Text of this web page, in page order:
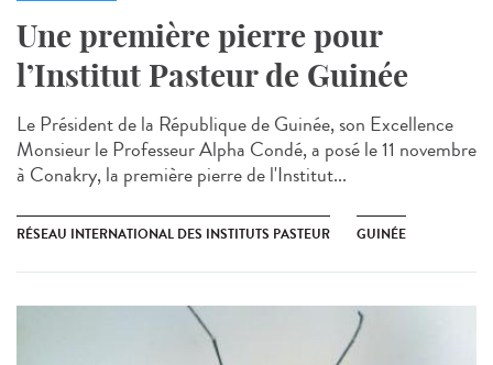
Une première pierre pour
l’Institut Pasteur de Guinée
Le Président de la République de Guinée, son Excellence
Monsieur le Professeur Alpha Condé, a posé le 11 novembre
à Conakry, la première pierre de l'Institut...
RÉSEAU INTERNATIONAL DES INSTITUTS PASTEUR GUINÉE